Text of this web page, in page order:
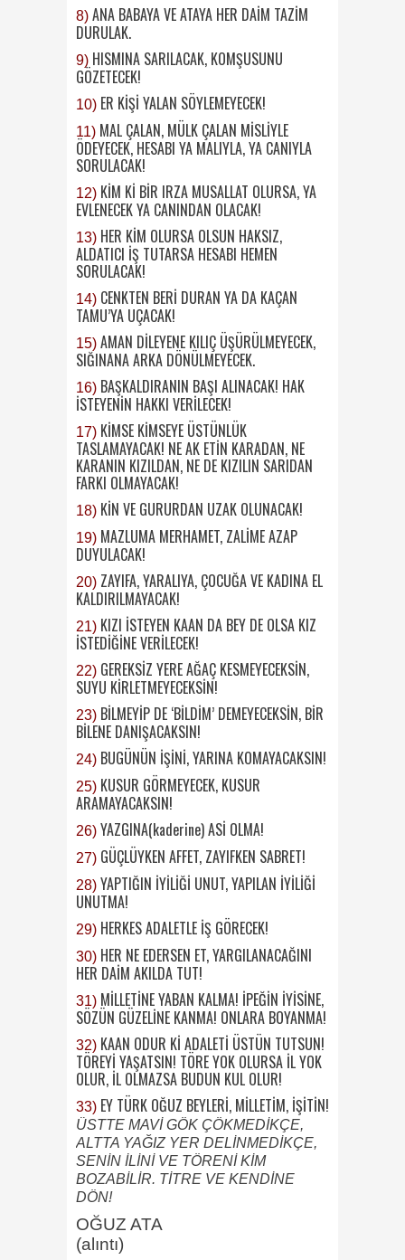
8) ANA BABAYA VE ATAYA HER DAİM TAZİM
DURULAK.
9) HISMINA SARILACAK, KOMŞUSUNU
GÖZETECEK!
10) ER KİŞİ YALAN SÖYLEMEYECEK!
11) MAL ÇALAN, MÜLK ÇALAN MİSLİYLE
ÖDEYECEK, HESABI YA MALIYLA, YA CANIYLA
SORULACAK!
12) KİM Kİ BİR IRZA MUSALLAT OLURSA, YA
EVLENECEK YA CANINDAN OLACAK!
13) HER KİM OLURSA OLSUN HAKSIZ,
ALDATICI İŞ TUTARSA HESABI HEMEN
SORULACAK!
14) CENKTEN BERİ DURAN YA DA KAÇAN
TAMU’YA UÇACAK!
15) AMAN DİLEYENE KILIÇ ÜŞÜRÜLMEYECEK,
SIĞINANA ARKA DÖNÜLMEYECEK.
16) BAŞKALDIRANIN BAŞI ALINACAK! HAK
İSTEYENİN HAKKI VERİLECEK!
17) KİMSE KİMSEYE ÜSTÜNLÜK
TASLAMAYACAK! NE AK ETİN KARADAN, NE
KARANIN KIZILDAN, NE DE KIZILIN SARIDAN
FARKI OLMAYACAK!
18) KİN VE GURURDAN UZAK OLUNACAK!
19) MAZLUMA MERHAMET, ZALİME AZAP
DUYULACAK!
20) ZAYIFA, YARALIYA, ÇOCUĞA VE KADINA EL
KALDIRILMAYACAK!
21) KIZI İSTEYEN KAAN DA BEY DE OLSA KIZ
İSTEDİĞİNE VERİLECEK!
22) GEREKSİZ YERE AĞAÇ KESMEYECEKSİN,
SUYU KİRLETMEYECEKSİN!
23) BİLMEYİP DE ‘BİLDİM’ DEMEYECEKSİN, BİR
BİLENE DANIŞACAKSIN!
24) BUGÜNÜN İŞİNİ, YARINA KOMAYACAKSIN!
25) KUSUR GÖRMEYECEK, KUSUR
ARAMAYACAKSIN!
26) YAZGINA(kaderine) ASİ OLMA!
27) GÜÇLÜYKEN AFFET, ZAYIFKEN SABRET!
28) YAPTIĞIN İYİLİĞİ UNUT, YAPILAN İYİLİĞİ
UNUTMA!
29) HERKES ADALETLE İŞ GÖRECEK!
30) HER NE EDERSEN ET, YARGILANACAĞINI
HER DAİM AKILDA TUT!
31) MİLLETİNE YABAN KALMA! İPEĞİN İYİSİNE,
SÖZÜN GÜZELİNE KANMA! ONLARA BOYANMA!
32) KAAN ODUR Kİ ADALETİ ÜSTÜN TUTSUN!
TÖREYİ YAŞATSIN! TÖRE YOK OLURSA İL YOK
OLUR, İL OLMAZSA BUDUN KUL OLUR!
33) EY TÜRK OĞUZ BEYLERİ, MİLLETİM, İŞİTİN!
ÜSTTE MAVİ GÖK ÇÖKMEDİKÇE,
ALTTA YAĞIZ YER DELİNMEDİKÇE,
SENİN İLİNİ VE TÖRENİ KİM
BOZABİLİR. TİTRE VE KENDİNE
DÖN!
OĞUZ ATA
(alıntı)